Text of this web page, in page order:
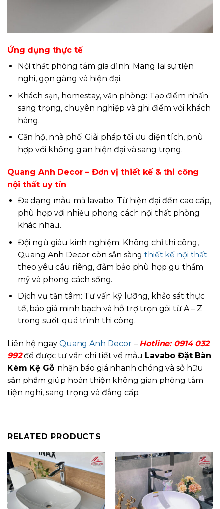
Ứng dụng thực tế
Nội thất phòng tắm gia đình: Mang lại sự tiện
nghi, gọn gàng và hiện đại.
Khách sạn, homestay, văn phòng: Tạo điểm nhấn
sang trọng, chuyên nghiệp và ghi điểm với khách
hàng.
Căn hộ, nhà phố: Giải pháp tối ưu diện tích, phù
hợp với không gian hiện đại và sang trọng.
Quang Anh Decor – Đơn vị thiết kế & thi công
nội thất uy tín
Đa dạng mẫu mã lavabo: Từ hiện đại đến cao cấp,
phù hợp với nhiều phong cách nội thất phòng
khác nhau.
Đội ngũ giàu kinh nghiệm: Không chỉ thi công,
Quang Anh Decor còn sẵn sàng thiết kế nội thất
theo yêu cầu riêng, đảm bảo phù hợp gu thẩm
mỹ và phong cách sống.
Dịch vụ tận tâm: Tư vấn kỹ lưỡng, khảo sát thực
tế, báo giá minh bạch và hỗ trợ trọn gói từ A – Z
trong suốt quá trình thi công.
Liên hệ ngay Quang Anh Decor – Hotline: 0914 032
992để được tư vấn chi tiết về mẫu Lavabo Đặt Bàn
Kèm Kệ Gỗ, nhận báo giá nhanh chóng và sở hữu
sản phẩm giúp hoàn thiện không gian phòng tắm
tiện nghi, sang trọng và đẳng cấp.
RELATED PRODUCTS